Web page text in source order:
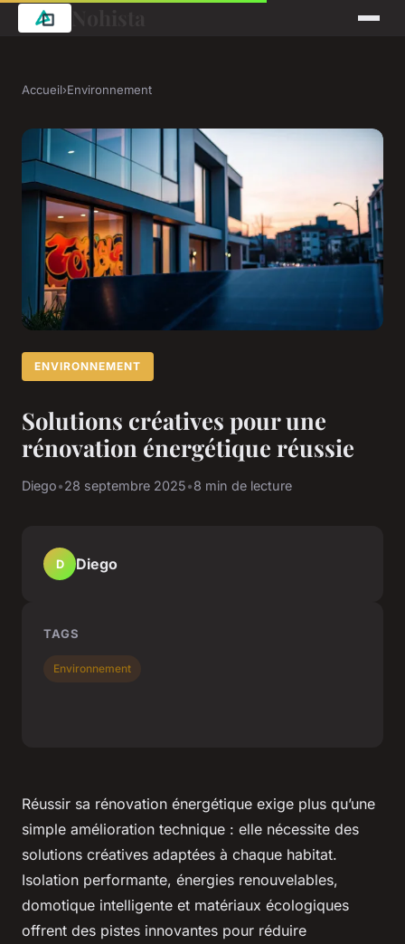
Accueil›Environnement
ENVIRONNEMENT
Solutions créatives pour une
rénovation énergétique réussie
Diego•28 septembre 2025•8 min de lecture
Réussir sa rénovation énergétique exige plus qu’une
simple amélioration technique : elle nécessite des
solutions créatives adaptées à chaque habitat.
Isolation performante, énergies renouvelables,
domotique intelligente et matériaux écologiques
offrent des pistes innovantes pour réduire
D Diego
TAGS
Environnement